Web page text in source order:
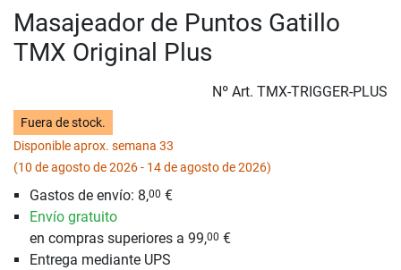
Masajeador de Puntos Gatillo
TMX Original Plus
Nº Art. TMX-TRIGGER-PLUS
Fuera de stock.
Disponible aprox. semana 33
(10 de agosto de 2026 - 14 de agosto de 2026)
Gastos de envío: 8,00 €
Envío gratuito
en compras superiores a 99,00 €
Entrega mediante UPS